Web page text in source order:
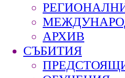
АРХИВ
СЪБИТИЯ